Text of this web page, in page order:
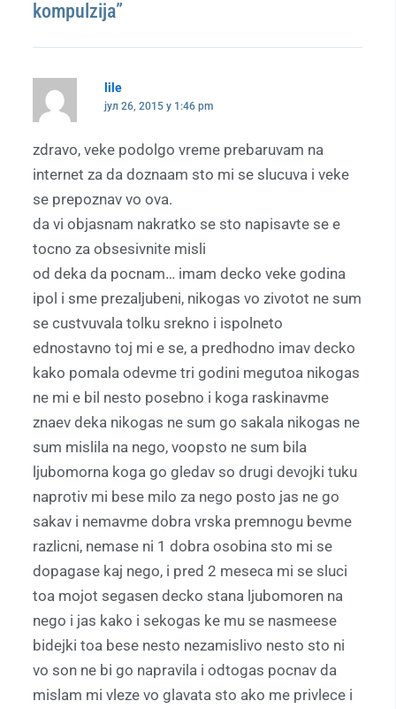
kompulzija”
lile
јул 26, 2015 у 1:46 pm
zdravo, veke podolgo vreme prebaruvam na
internet za da doznaam sto mi se slucuva i veke
se prepoznav vo ova.
da vi objasnam nakratko se sto napisavte se e
tocno za obsesivnite misli
od deka da pocnam… imam decko veke godina
ipol i sme prezaljubeni, nikogas vo zivotot ne sum
se custvuvala tolku srekno i ispolneto
ednostavno toj mi e se, a predhodno imav decko
kako pomala odevme tri godini megutoa nikogas
ne mi e bil nesto posebno i koga raskinavme
znaev deka nikogas ne sum go sakala nikogas ne
sum mislila na nego, voopsto ne sum bila
ljubomorna koga go gledav so drugi devojki tuku
naprotiv mi bese milo za nego posto jas ne go
sakav i nemavme dobra vrska premnogu bevme
razlicni, nemase ni 1 dobra osobina sto mi se
dopagase kaj nego, i pred 2 meseca mi se sluci
toa mojot segasen decko stana ljubomoren na
nego i jas kako i sekogas ke mu se nasmeese
bidejki toa bese nesto nezamislivo nesto sto ni
vo son ne bi go napravila i odtogas pocnav da
mislam mi vleze vo glavata sto ako me privlece i